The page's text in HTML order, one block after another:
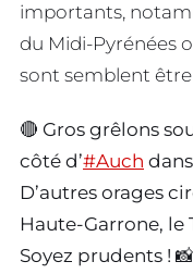
importants,
du Midi-Pyrénées
sont semblent
🔴 Gros grêlons
côté d’#Auch
D’autres orages
Haute-Garrone, le
Soyez prudents !